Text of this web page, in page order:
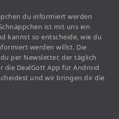
du informiert werden
ist mit uns ein
kannst so entscheide, wie du
werden willst. Die
per Newsletter, der täglich
die DealGott App für Android
und wir bringen dir die